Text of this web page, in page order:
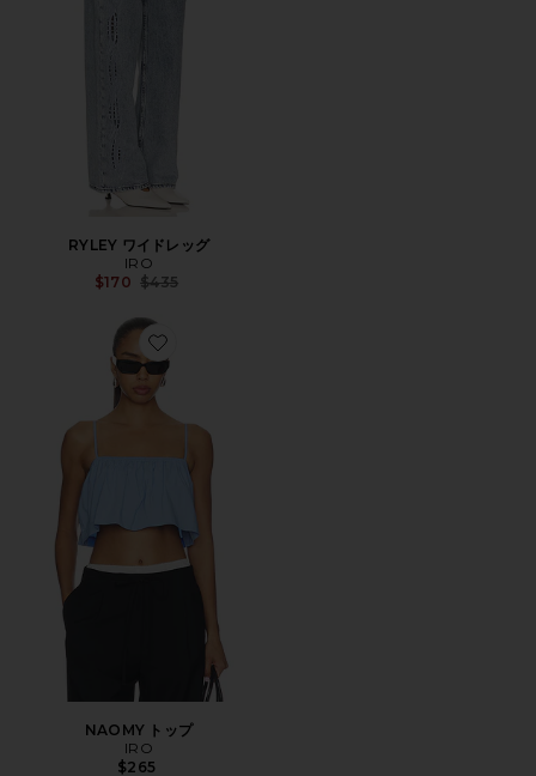
RYLEY ワイドレッグ
IRO
$170 Previous price:
$435
Favorite NAOMY トップ
NAOMY トップ
IRO
$265